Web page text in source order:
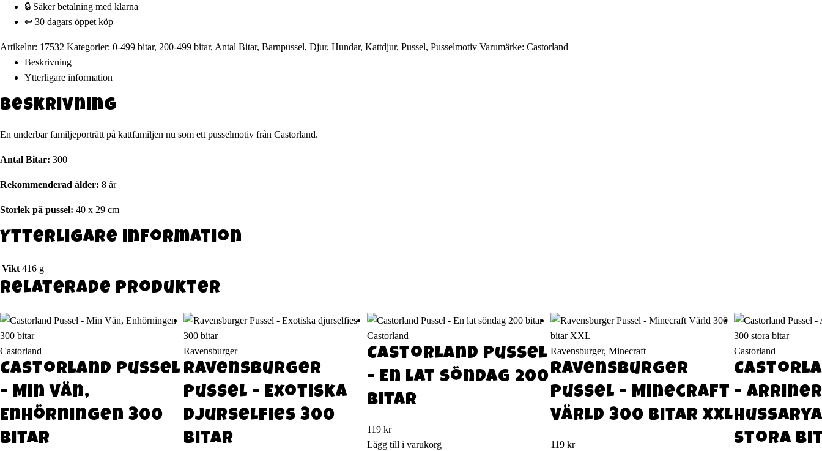
🔒 Säker betalning med klarna
↩️ 30 dagars öppet köp
Artikelnr: 17532 Kategorier: 0-499 bitar, 200-499 bitar, Antal Bitar, Barnpussel, Djur, Hundar, Kattdjur, Pussel, Pusselmotiv Varumärke: Castorland
Beskrivning
Ytterligare information
Beskrivning
En underbar familjeporträtt på kattfamiljen nu som ett pusselmotiv från Castorland.
Antal Bitar: 300
Rekommenderad ålder: 8 år
Storlek på pussel: 40 x 29 cm
Ytterligare information
Vikt 416 g
Relaterade produkter
Castorland
Castorland Pussel
– Min Vän,
Enhörningen 300
bitar
Ravensburger
Ravensburger
Pussel – Exotiska
djurselfies 300
bitar
Castorland
Castorland Pussel
– En lat söndag 200
bitar
119 kr
Lägg till i varukorg
Ravensburger, Minecraft
Ravensburger
Pussel – Minecraft
Värld 300 bitar XXL
119 kr
Castorland
–
stora